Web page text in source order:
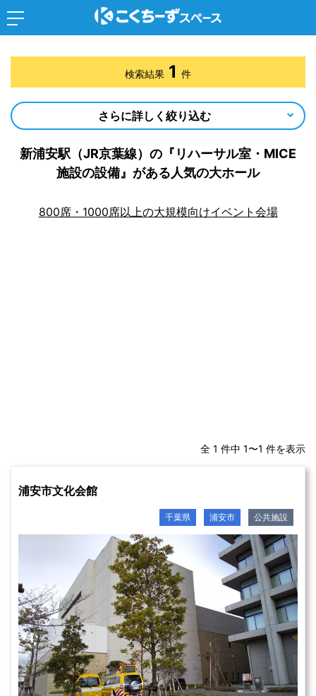
新浦安駅（JR京葉線）の『リハーサル室・MICE
施設の設備』がある人気の大ホール
800席・1000席以上の大規模向けイベント会場
全 1 件中 1〜1 件を表示
浦安市文化会館
千葉県 浦安市 公共施設
検索結果 1 件
さらに詳しく絞り込む